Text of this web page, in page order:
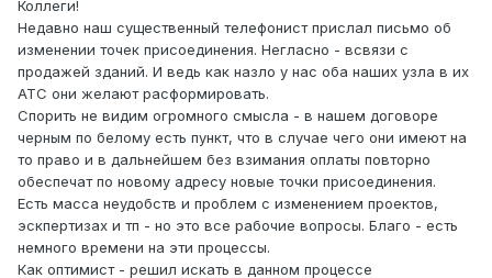
Коллеги!
Недавно наш существенный телефонист прислал письмо об
изменении точек присоединения. Негласно - всвязи с
продажей зданий. И ведь как назло у нас оба наших узла в их
АТС они желают расформировать.
Спорить не видим огромного смысла - в нашем договоре
черным по белому есть пункт, что в случае чего они имеют на
то право и в дальнейшем без взимания оплаты повторно
обеспечат по новому адресу новые точки присоединения.
Есть масса неудобств и проблем с изменением проектов,
эскпертизах и тп - но это все рабочие вопросы. Благо - есть
немного времени на эти процессы.
Как оптимист - решил искать в данном процессе